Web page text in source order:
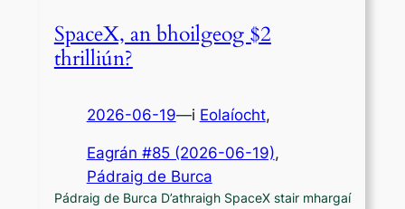
SpaceX, an bhoilgeog $2
thrilliún?
2026-06-19—i Eolaíocht,
Eagrán #85 (2026-06-19)
Pádraig de Burca
Pádraig de Burca D’athraigh SpaceX stair mhargaí